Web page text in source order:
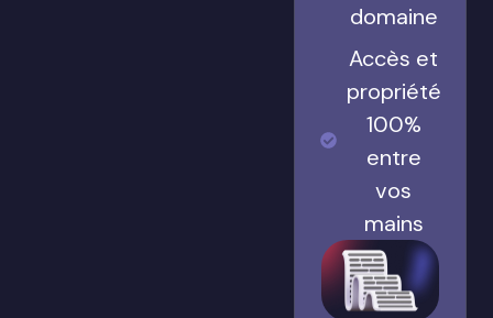
domaine
Accès et
propriété
100%
entre
vos
mains